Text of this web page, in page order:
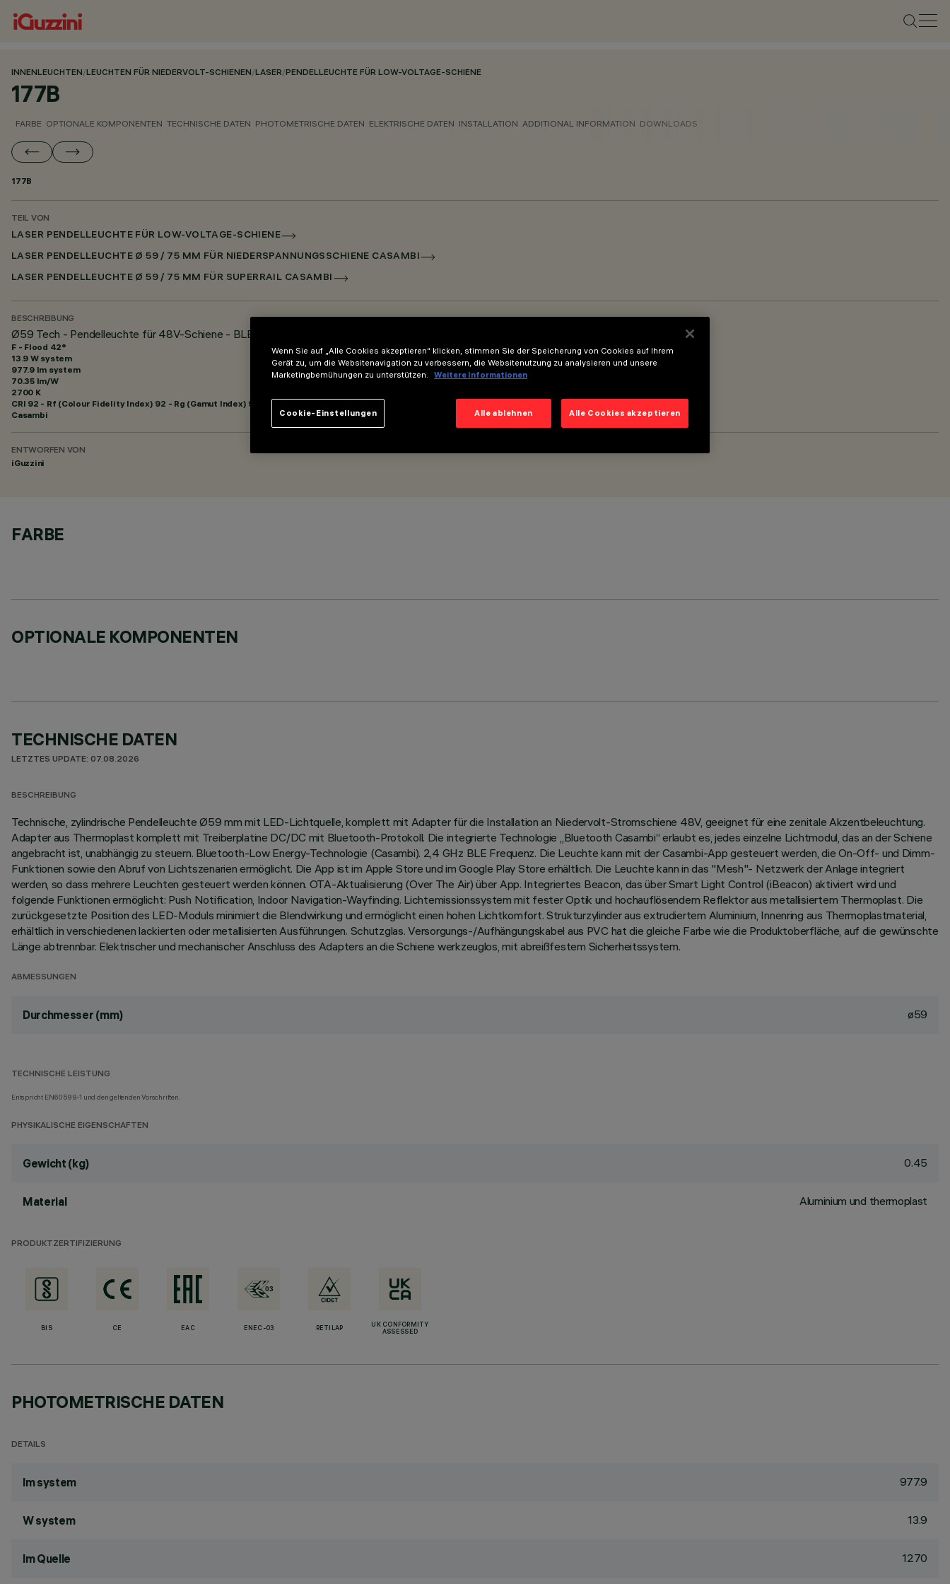
INNENLEUCHTEN/LEUCHTEN FÜR NIEDERVOLT-SCHIENEN/LASER/PENDELLEUCHTE FÜR LOW-VOLTAGE-SCHIENE
177B
FARBE OPTIONALE KOMPONENTEN TECHNISCHE DATEN PHOTOMETRISCHE DATEN ELEKTRISCHE DATEN INSTALLATION ADDITIONAL INFORMATION DOWNLOADS
177B
TEIL VON
LASER PENDELLEUCHTE FÜR LOW-VOLTAGE-SCHIENE
LASER PENDELLEUCHTE Ø 59 / 75 MM FÜR NIEDERSPANNUNGSSCHIENE CASAMBI
LASER PENDELLEUCHTE Ø 59 / 75 MM FÜR SUPERRAIL CASAMBI
BESCHREIBUNG
Ø59 Tech - Pendelleuchte für 48V-Schiene - BLE Casambi - Flood Beam
F - Flood 42°
13.9 W system
977.9 lm system
70.35 lm/W
2700 K
CRI 92 - Rf (Colour Fidelity Index) 92 - Rg (Gamut Index) 99
Casambi
ENTWORFEN VON
iGuzzini
FARBE
OPTIONALE KOMPONENTEN
TECHNISCHE DATEN
LETZTES UPDATE: 07.08.2026
BESCHREIBUNG
Technische, zylindrische Pendelleuchte Ø59 mm mit LED-Lichtquelle, komplett mit Adapter für die Installation an Niedervolt-Stromschiene 48V, geeignet für eine zenitale Akzentbeleuchtung.
Adapter aus Thermoplast komplett mit Treiberplatine DC/DC mit Bluetooth-Protokoll. Die integrierte Technologie „Bluetooth Casambi“ erlaubt es, jedes einzelne Lichtmodul, das an der Schiene
angebracht ist, unabhängig zu steuern. Bluetooth-Low Energy-Technologie (Casambi). 2,4 GHz BLE Frequenz. Die Leuchte kann mit der Casambi-App gesteuert werden, die On-Off- und Dimm-
Funktionen sowie den Abruf von Lichtszenarien ermöglicht. Die App ist im Apple Store und im Google Play Store erhältlich. Die Leuchte kann in das "Mesh"- Netzwerk der Anlage integriert
werden, so dass mehrere Leuchten gesteuert werden können. OTA-Aktualisierung (Over The Air) über App. Integriertes Beacon, das über Smart Light Control (iBeacon) aktiviert wird und
folgende Funktionen ermöglicht: Push Notification, Indoor Navigation-Wayfinding. Lichtemissionssystem mit fester Optik und hochauflösendem Reflektor aus metallisiertem Thermoplast. Die
zurückgesetzte Position des LED-Moduls minimiert die Blendwirkung und ermöglicht einen hohen Lichtkomfort. Strukturzylinder aus extrudiertem Aluminium, Innenring aus Thermoplastmaterial,
erhältlich in verschiedenen lackierten oder metallisierten Ausführungen. Schutzglas. Versorgungs-/Aufhängungskabel aus PVC hat die gleiche Farbe wie die Produktoberfläche, auf die gewünschte
Länge abtrennbar. Elektrischer und mechanischer Anschluss des Adapters an die Schiene werkzeuglos, mit abreißfestem Sicherheitssystem.
ABMESSUNGEN
Durchmesser (mm) ø59
TECHNISCHE LEISTUNG
Entspricht EN60598-1 und den geltenden Vorschriften.
PHYSIKALISCHE EIGENSCHAFTEN
Gewicht (kg) 0.45
Material Aluminium und thermoplast
PRODUKTZERTIFIZIERUNG
BIS CE EAC ENEC-03 RETILAP
UK CONFORMITY
ASSESSED
PHOTOMETRISCHE DATEN
DETAILS
lm system 977.9
W system 13.9
lm Quelle 1270
Wenn Sie auf „Alle Cookies akzeptieren“ klicken, stimmen Sie der Speicherung von Cookies auf Ihrem
Gerät zu, um die Websitenavigation zu verbessern, die Websitenutzung zu analysieren und unsere
Marketingbemühungen zu unterstützen.
Weitere Informationen
Alle ablehnen Alle Cookies akzeptieren
Cookie-Einstellungen